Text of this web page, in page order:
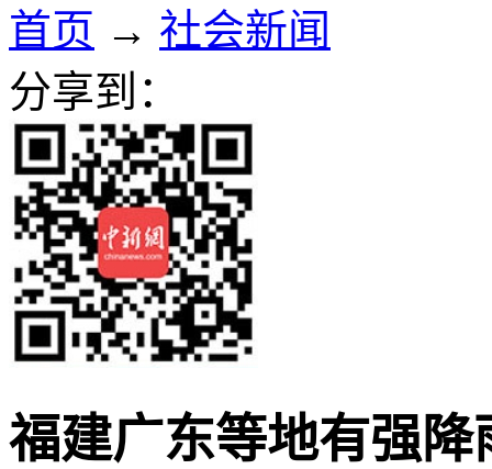
首页 → 社会新闻
分享到：
福建广东等地有强